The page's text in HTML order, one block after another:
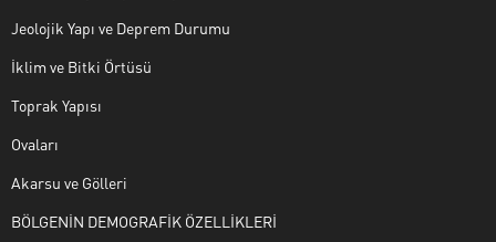
Jeolojik Yapı ve Deprem Durumu
İklim ve Bitki Örtüsü
Toprak Yapısı
Ovaları
Akarsu ve Gölleri
BÖLGENİN DEMOGRAFİK ÖZELLİKLERİ